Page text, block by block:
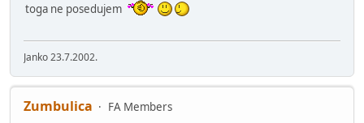
toga ne posedujem
Janko 23.7.2002.
Zumbulica
FA Members